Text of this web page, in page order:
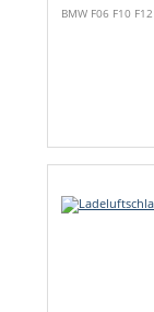
BMW F06 F10